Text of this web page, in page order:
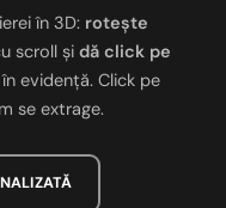
în 3D: rotește
scroll și dă click pe
evidență. Click pe
se extrage.